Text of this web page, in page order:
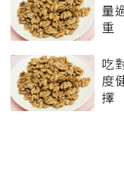
量
重
吃
度
擇